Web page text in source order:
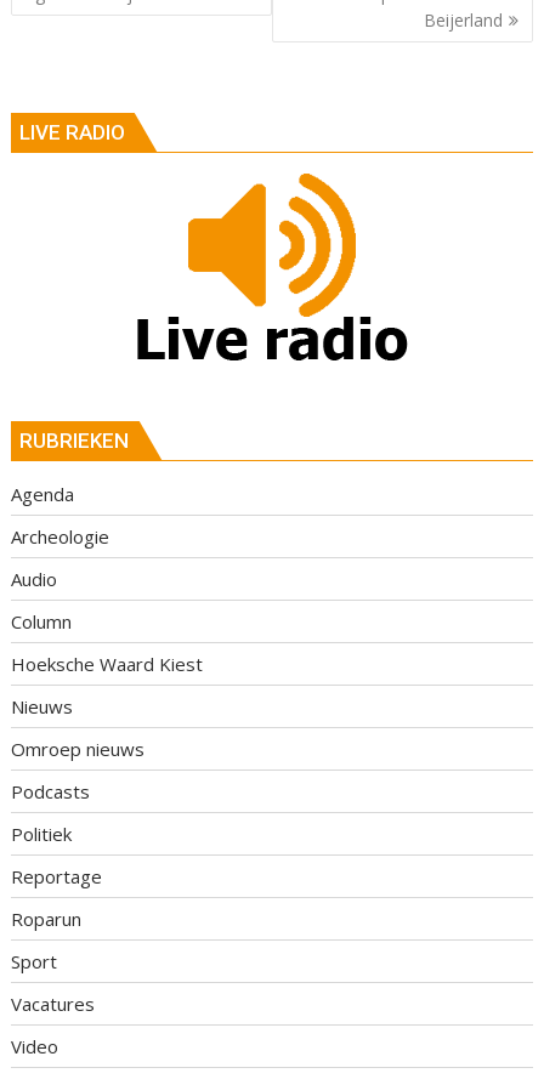
Beijerland
LIVE RADIO
RUBRIEKEN
Agenda
Archeologie
Audio
Column
Hoeksche Waard Kiest
Nieuws
Omroep nieuws
Podcasts
Politiek
Reportage
Roparun
Sport
Vacatures
Video